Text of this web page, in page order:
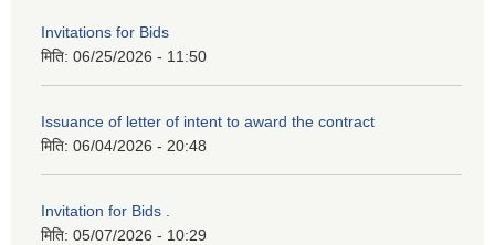
Invitations for Bids
मिति: 06/25/2026 - 11:50
Issuance of letter of intent to award the contract
मिति: 06/04/2026 - 20:48
Invitation for Bids .
मिति: 05/07/2026 - 10:29